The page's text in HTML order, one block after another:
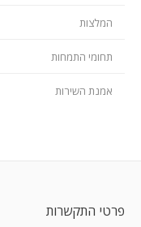
המלצות
תחומי התמחות
אמנת השירות
פרטי התקשרות